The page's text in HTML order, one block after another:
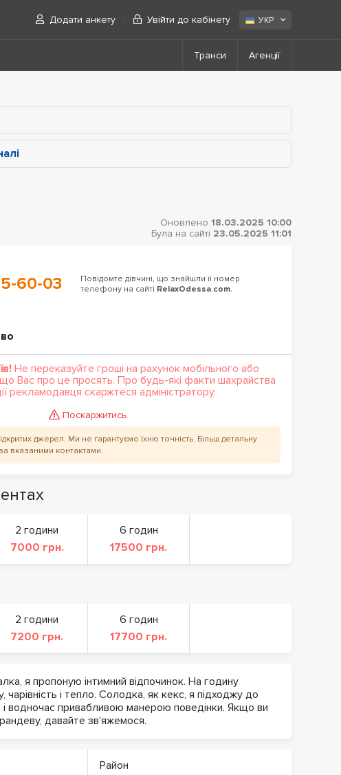
Додати анкету Увійти до кабінету УКР
Транси Агенції
Оновлено 18.03.2025 10:00
Була на сайті 23.05.2025 11:01
60-03
Повідомте дівчині, що знайшли її номер
телефону на сайті RelaxOdessa.com.
Не переказуйте гроші на рахунок мобільного або
Вас про це просять. Про будь-які факти шахрайства
рекламодавця скаржтеся адміністратору.
Поскаржитись
джерел. Ми не гарантуємо їхню точність. Більш детальну
вказаними контактами.
2 години
7000 грн.
6 годин
17500 грн.
2 години
7200 грн.
6 годин
17700 грн.
я пропоную інтимний відпочинок. На годину
і тепло. Солодка, як кекс, я підходжу до
водночас привабливою манерою поведінки. Якщо ви
давайте зв'яжемося.
Район